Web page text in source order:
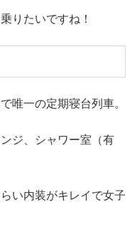
りたいですね！
唯一の定期寝台列車。
ジ、シャワー室（有
い内装がキレイで女子